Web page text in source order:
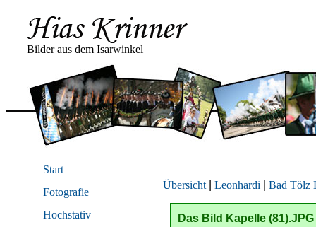
Bilder aus dem Isarwinkel
Start
Fotografie
Hochstativ
Übersicht Leonhardi Bad Tölz
Das Bild Kapelle (81).JPG